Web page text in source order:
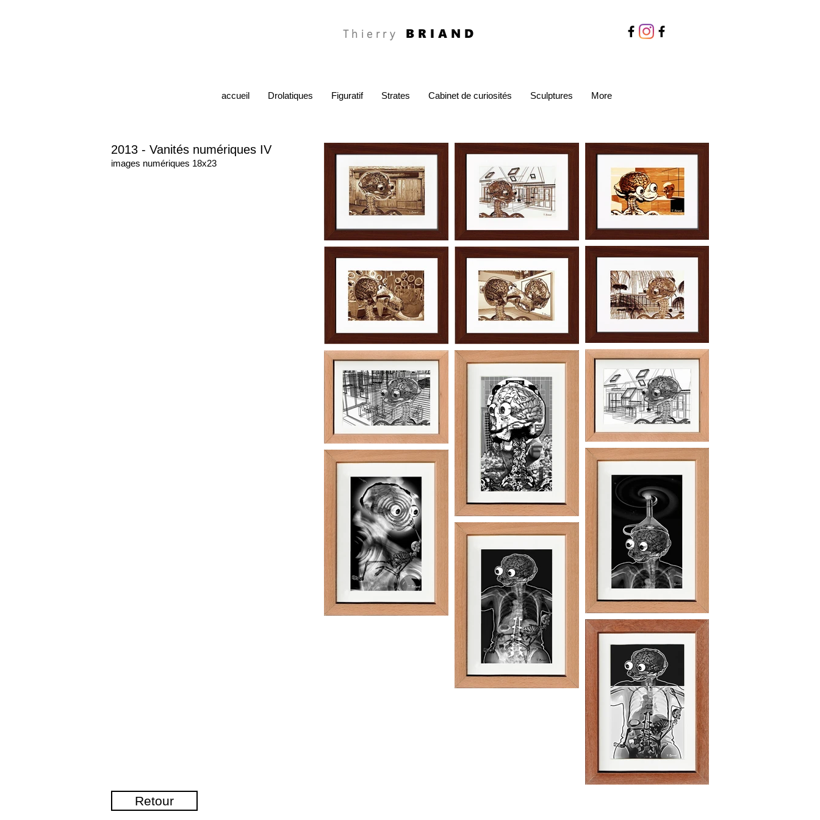
Thierry BRIAND
accueil Drolatiques Figuratif Strates Cabinet de curiosités Sculptures More
2013 - Vanités numériques IV
images numériques 18x23
Retour